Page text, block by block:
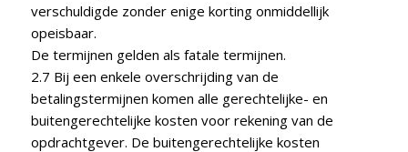
verschuldigde zonder enige korting onmiddellijk
opeisbaar.
De termijnen gelden als fatale termijnen.
2.7 Bij een enkele overschrijding van de
betalingstermijnen komen alle gerechtelijke- en
buitengerechtelijke kosten voor rekening van de
opdrachtgever. De buitengerechtelijke kosten